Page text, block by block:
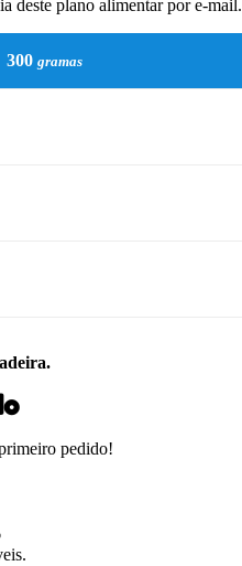
deste plano alimentar por e-mail.
300gramas
pedido!